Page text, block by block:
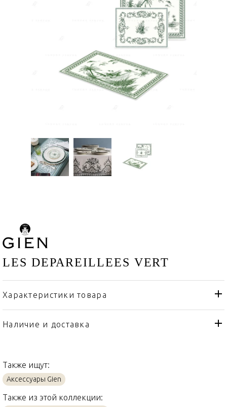
LES DEPAREILLEES VERT
Характеристики товара
Бренд
Gien
Страна производителя
Наличие и доставка
Также ищут:
Аксессуары Gien
Также из этой коллекции: